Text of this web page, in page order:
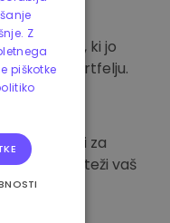
naložbo, ki jo
v portfelju.
poskrbi za
uravnoteži vaš
Z
piškotke